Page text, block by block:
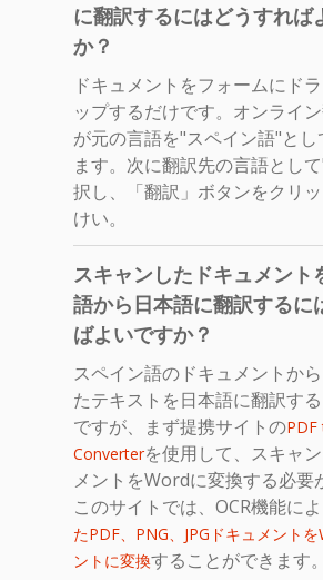
に翻訳するにはどうすれば
か？
ドキュメントをフォームにド
ップするだけです。オンライ
が元の言語を"スペイン語"とし
ます。次に翻訳先の言語とし
択し、「翻訳」ボタンをクリ
けい。
スキャンしたドキュメント
語から日本語に翻訳するに
ばよいですか？
スペイン語のドキュメントか
たテキストを日本語に翻訳す
ですが、まず提携サイトの
Converterを使用して、スキャ
メントをWordに変換する必要
このサイトでは、OCR機能によ
たPDF、PNG、JPGドキュメント
ントに変換することができます。